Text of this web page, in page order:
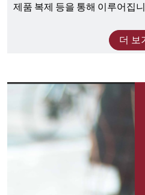
제품 복제 등을 통해 이루어집
더 보